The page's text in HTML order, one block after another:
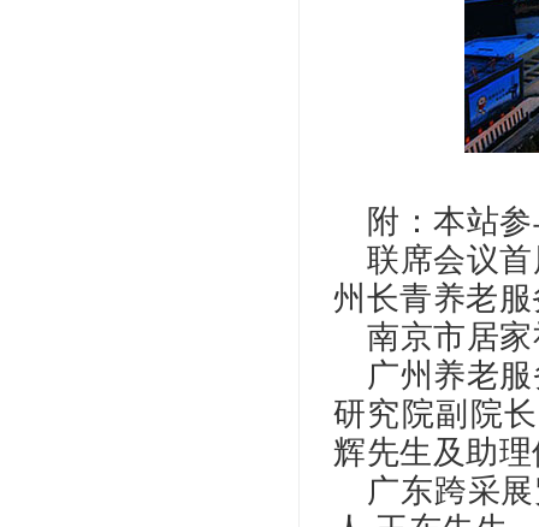
附：本站
联席会议
州长青养老
南京市居
广州养老
研究院副院
辉先生及助
广东跨采